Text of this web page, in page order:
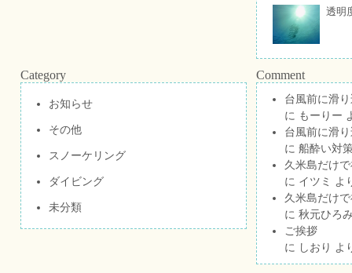
透明
Category
お知らせ
その他
スノーケリング
ダイビング
未分類
Comment
台風前に滑
に もーりー
台風前に滑
に 船酔い対
久米島だけ
に イツミ
よ
久米島だけ
に 秋元ひろ
ご挨拶
に しおり よ